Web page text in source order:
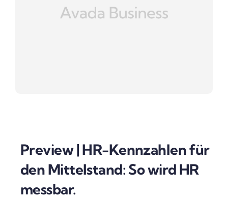
Preview | HR-Kennzahlen für
den Mittelstand: So wird HR
messbar.